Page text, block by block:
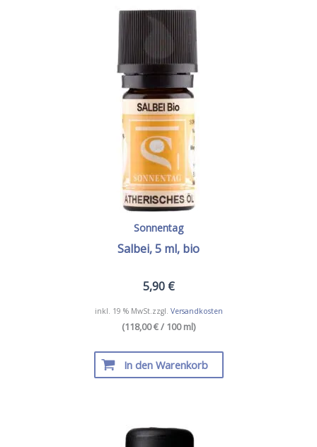
Sonnentag
Salbei, 5 ml, bio
5,90 €
inkl. 19 % MwSt.zzgl. Versandkosten
(118,00 € / 100 ml)
In den Warenkorb